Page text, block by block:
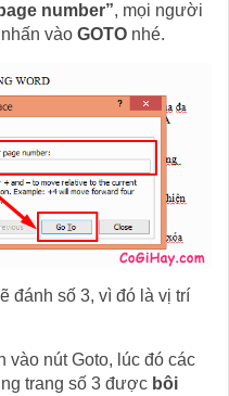
number”, mọi người
vào GOTO nhé.
đánh số 3, vì đó là vị trí
vào nút Goto, lúc đó các
trang số 3 được bôi